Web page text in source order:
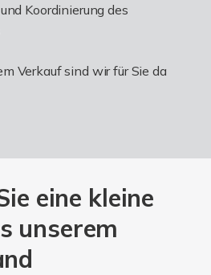
Koordinierung des
Verkauf sind wir für Sie da
eine kleine
unserem